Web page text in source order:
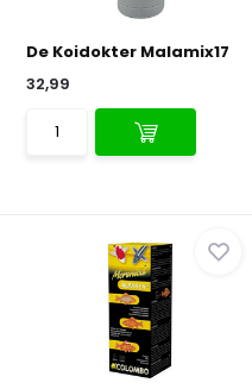
De Koidokter Malamix17
32,99